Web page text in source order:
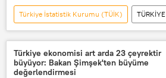
Türkiye İstatistik Kurumu (TÜİK)
TÜRKİYE
Türkiye
il
Midyat
Kahta
Lüleburgaz
Türkiye ekonomisi art arda 23 çeyrektir
büyüyor: Bakan Şimşek'ten büyüme
değerlendirmesi